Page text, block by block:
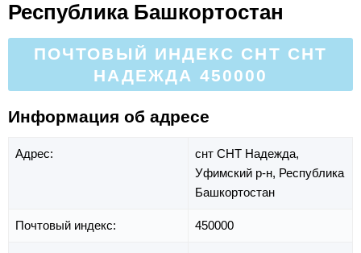
Республика Башкортостан
ПОЧТОВЫЙ ИНДЕКС СНТ СНТ
НАДЕЖДА 450000
Информация об адресе
Адрес:
снт СНТ Надежда,
Уфимский р-н, Республика
Башкортостан
Почтовый индекс: 450000